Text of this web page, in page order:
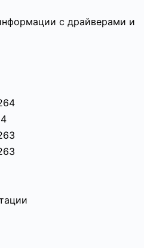
с драйверами и